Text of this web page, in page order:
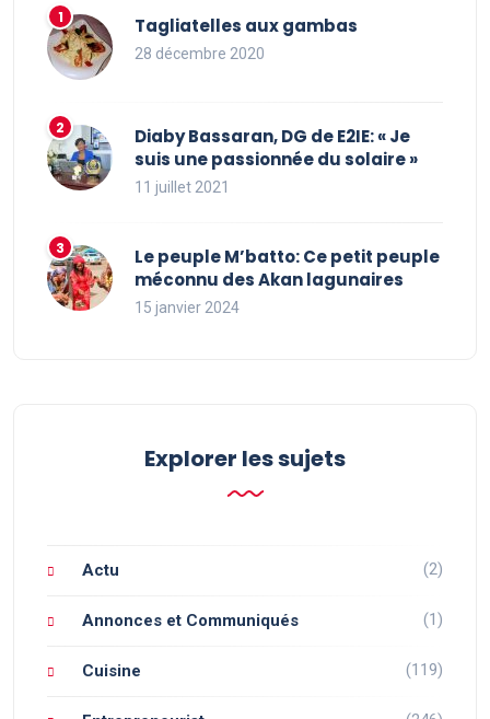
Tagliatelles aux gambas
28 décembre 2020
Diaby Bassaran, DG de E2IE: « Je
suis une passionnée du solaire »
11 juillet 2021
Le peuple M’batto: Ce petit peuple
méconnu des Akan lagunaires
15 janvier 2024
Explorer les sujets
Actu (2)
Annonces et Communiqués (1)
Cuisine (119)